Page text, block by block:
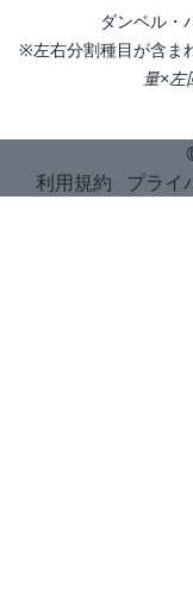
ダンベル・
※左右分割種目が含ま
量×左
利用規約
プライ